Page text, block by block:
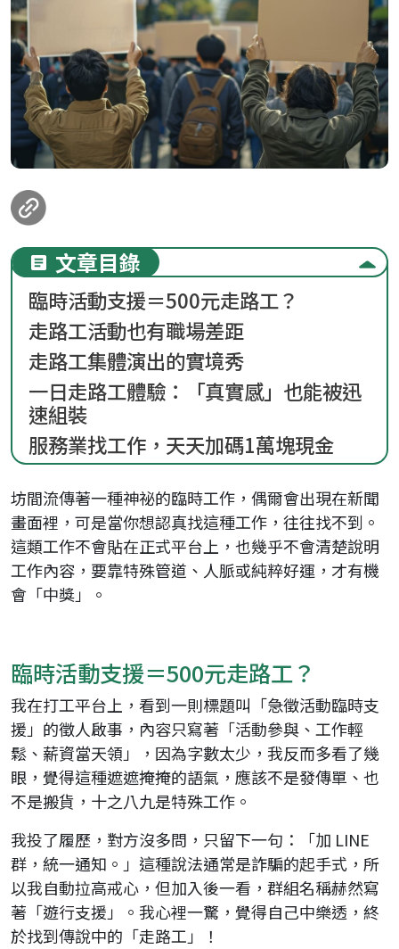
文章目錄
臨時活動支援＝500元走路工？
走路工活動也有職場差距
走路工集體演出的實境秀
一日走路工體驗：「真實感」也能被迅
速組裝
服務業找工作，天天加碼1萬塊現金
坊間流傳著一種神祕的臨時工作，偶爾會出現在新聞
畫面裡，可是當你想認真找這種工作，往往找不到。
這類工作不會貼在正式平台上，也幾乎不會清楚說明
工作內容，要靠特殊管道、人脈或純粹好運，才有機
會「中獎」。
臨時活動支援＝500元走路工？
我在打工平台上，看到一則標題叫「急徵活動臨時支
援」的徵人啟事，內容只寫著「活動參與、工作輕
鬆、薪資當天領」，因為字數太少，我反而多看了幾
眼，覺得這種遮遮掩掩的語氣，應該不是發傳單、也
不是搬貨，十之八九是特殊工作。
我投了履歷，對方沒多問，只留下一句：「加 LINE
群，統一通知。」這種說法通常是詐騙的起手式，所
以我自動拉高戒心，但加入後一看，群組名稱赫然寫
著「遊行支援」。我心裡一驚，覺得自己中樂透，終
於找到傳說中的「走路工」！